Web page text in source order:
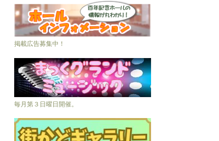
掲載広告募集中！
毎月第３日曜日開催。